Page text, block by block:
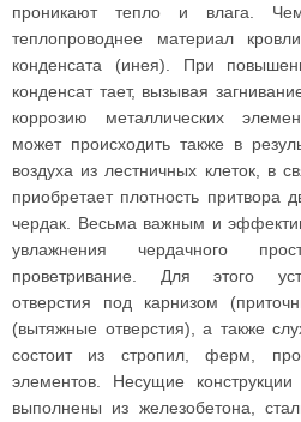
проникают тепло и влага.
теплопроводнее материал
конденсата (инея). При
конденсат тает, вызывая
коррозию металлических
может происходить также в
воздуха из лестничных клеток, в
приобретает плотность
чердак. Весьма важным и
увлажнения чердачного
проветривание. Для этого
отверстия под карнизом
(вытяжные отверстия), а также
состоит из стропил, ферм,
элементов. Несущие
выполнены из железобетона,